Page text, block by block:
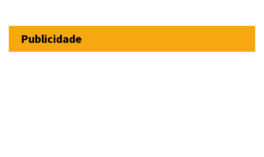
Publicidade